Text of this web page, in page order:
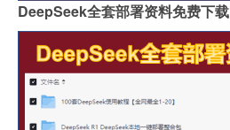
DeepSeek全套部署资料免费下载